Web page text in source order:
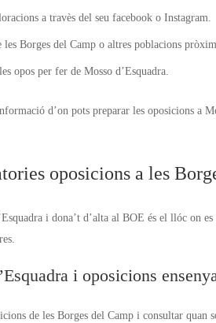
a travès del seu facebook o Instagram.
Borges del Camp o altres poblacions
opos per fer de Mosso d’Esquadra.
d’on pots preparar les oposicions a
oposicions a les
i dona’t d’alta al BOE és el llóc on es
i oposicions
de les Borges del Camp i consultar quan